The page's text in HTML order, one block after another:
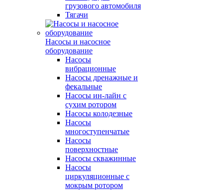
грузового автомобиля
Тягачи
Насосы и насосное
оборудование
Насосы
вибрационные
Насосы дренажные и
фекальные
Насосы ин-лайн с
сухим ротором
Насосы колодезные
Насосы
многоступенчатые
Насосы
поверхностные
Насосы скважинные
Насосы
циркуляционные с
мокрым ротором